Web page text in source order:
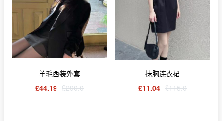
羊毛西装外套
£44.19 £290.0
抹胸连衣裙
£11.04 £115.0